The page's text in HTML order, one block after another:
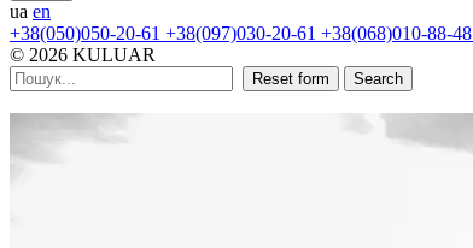
ua en
+38(050)050-20-61 +38(097)030-20-61 +38(068)010-88-48
© 2026 KULUAR
Reset form Search